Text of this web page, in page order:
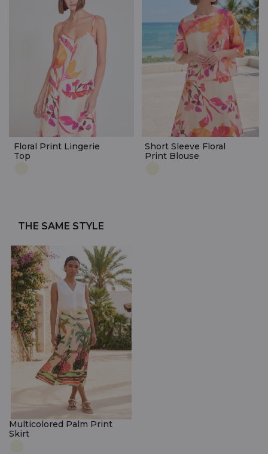
Floral Print Lingerie
Top
Short Sleeve Floral
Print Blouse
THE SAME STYLE
Multicolored Palm Print
Skirt